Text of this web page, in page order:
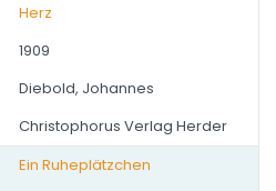
Herz
1909
Diebold, Johannes
Christophorus Verlag Herder
Ein Ruheplätzchen